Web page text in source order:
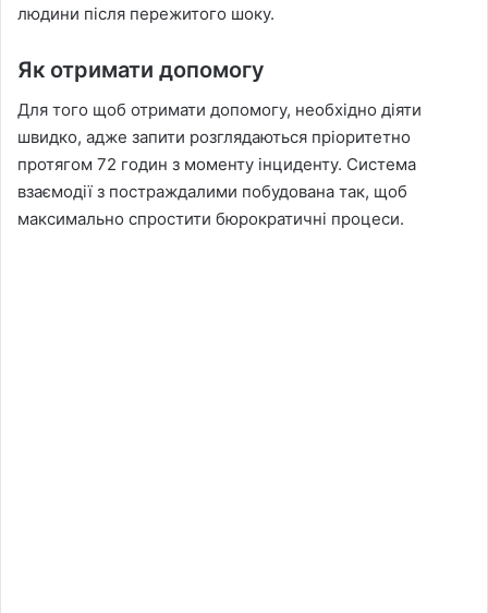
людини після пережитого шоку.
Як отримати допомогу
Для того щоб отримати допомогу, необхідно діяти
швидко, адже запити розглядаються пріоритетно
протягом 72 годин з моменту інциденту. Система
взаємодії з постраждалими побудована так, щоб
максимально спростити бюрократичні процеси.